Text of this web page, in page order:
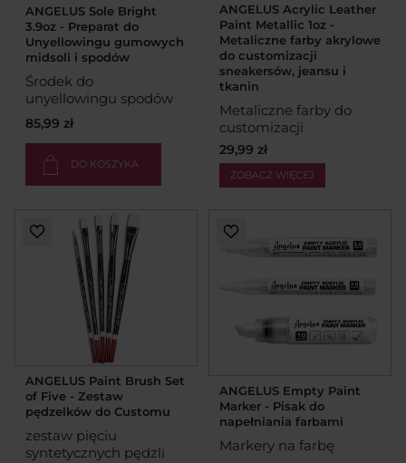
ANGELUS Sole Bright
3.9oz - Preparat do
Unyellowingu gumowych
midsoli i spodów
Środek do
unyellowingu spodów
85,99 zł
DO KOSZYKA
ANGELUS Acrylic Leather
Paint Metallic 1oz -
Metaliczne farby akrylowe
do customizacji
sneakersów, jeansu i
tkanin
Metaliczne farby do
customizacji
29,99 zł
ZOBACZ WIĘCEJ
ANGELUS Paint Brush Set
of Five - Zestaw
pędzelków do Customu
zestaw pięciu
syntetycznych pędzli
ANGELUS Empty Paint
Marker - Pisak do
napełniania farbami
Markery na farbę